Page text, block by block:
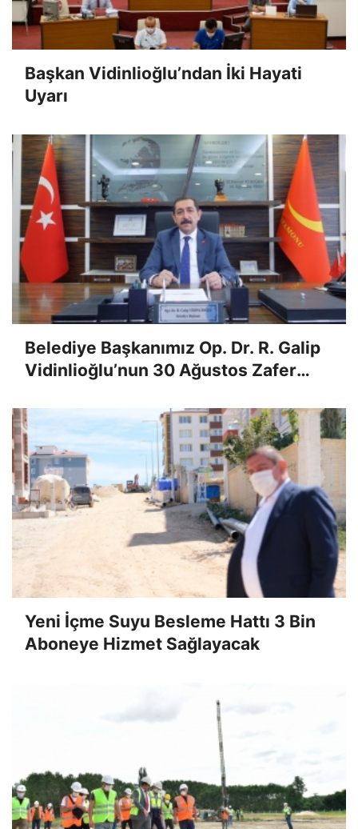
Başkan Vidinlioğlu’ndan İki Hayati
Uyarı
Belediye Başkanımız Op. Dr. R. Galip
Vidinlioğlu’nun 30 Ağustos Zafer
Yeni İçme Suyu Besleme Hattı 3 Bin
Aboneye Hizmet Sağlayacak